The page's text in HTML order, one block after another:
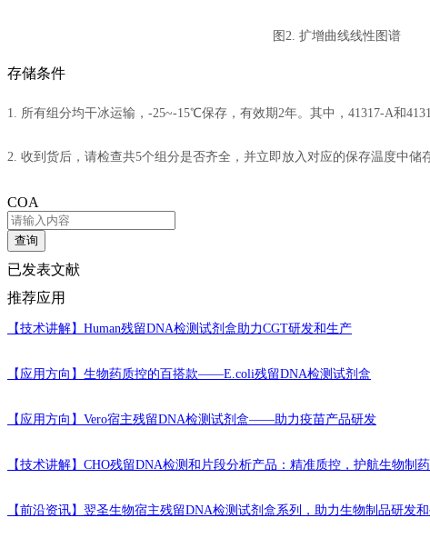
图2. 扩增曲线线性图谱
存储条件
1. 所有组分均干冰运输，-25~-15℃保存，有效期2年。其中，41317-A和
2. 收到货后，请检查共5个组分是否齐全，并立即放入对应的保存温度中储
COA
查询
已发表文献
推荐应用
【技术讲解】 Human残留DNA检测试剂盒助力CGT研发和生产
【应用方向】 生物药质控的百搭款——E.coli残留DNA检测试剂盒
【应用方向】 Vero宿主残留DNA检测试剂盒——助力疫苗产品研发
【技术讲解】 CHO残留DNA检测和片段分析产品：精准质控，护航生物制药
【前沿资讯】 翌圣生物宿主残留DNA检测试剂盒系列，助力生物制品研发